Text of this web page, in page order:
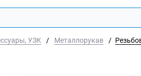
УЗК / Металлорукав /